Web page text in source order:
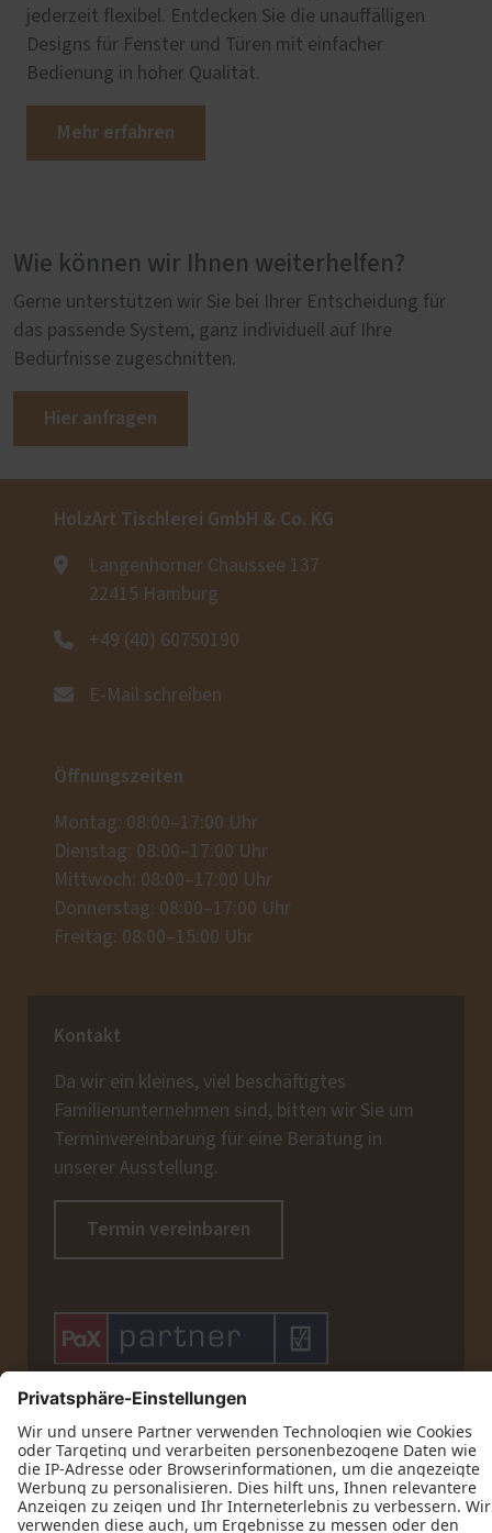
jederzeit flexibel. Entdecken Sie die unauffälligen
Designs für Fenster und Türen mit einfacher
Bedienung in hoher Qualität.
Mehr erfahren
Wie können wir Ihnen weiterhelfen?
Gerne unterstützen wir Sie bei Ihrer Entscheidung für
das passende System, ganz individuell auf Ihre
Bedürfnisse zugeschnitten.
Hier anfragen
HolzArt Tischlerei GmbH & Co. KG
Langenhorner Chaussee 137
22415 Hamburg
+49 (40) 60750190
E-Mail schreiben
Öffnungszeiten
Montag: 08:00–17:00 Uhr
Dienstag: 08:00–17:00 Uhr
Mittwoch: 08:00–17:00 Uhr
Donnerstag: 08:00–17:00 Uhr
Freitag: 08:00–15:00 Uhr
Kontakt
Da wir ein kleines, viel beschäftigtes
Familienunternehmen sind, bitten wir Sie um
Terminvereinbarung für eine Beratung in
unserer Ausstellung.
Termin vereinbaren
   
   